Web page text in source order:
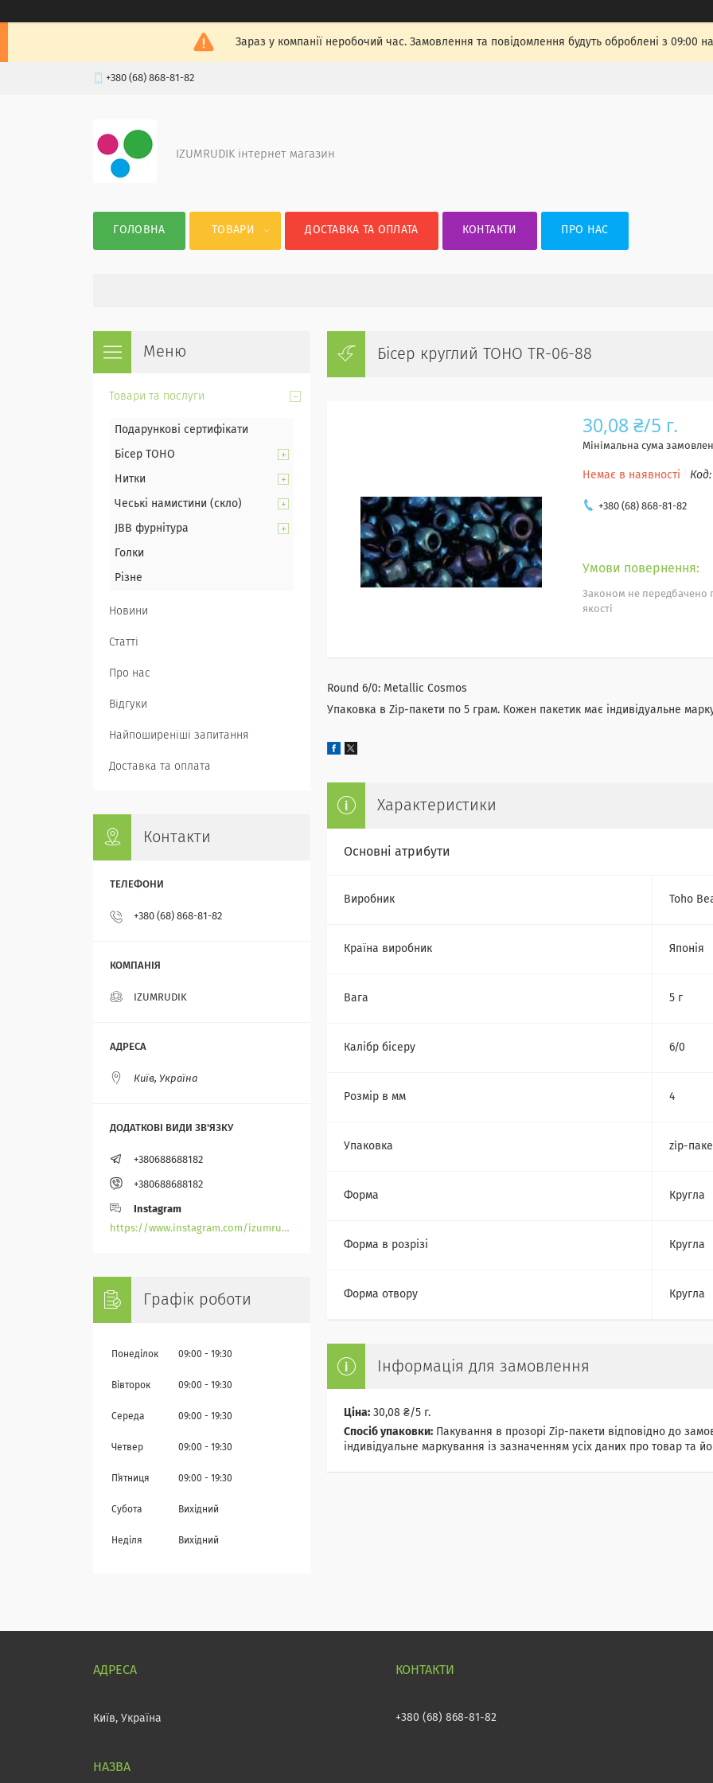
Зараз у компанії неробочий час. Замовлення та повідомлення будуть оброблені з 09:00
+380 (68) 868-81-82
IZUMRUDIK інтернет магазин
ГОЛОВНА ТОВАРИ ДОСТАВКА ТА ОПЛАТА КОНТАКТИ ПРО НАС
Бісер круглий TOHO TR-06-88
30,08 ₴/5 г.
Мінімальна сума
Немає в наявності
+380 (68) 868-81-82
Законом не передбачено
якості
Round 6/0: Metallic Cosmos
Упаковка в Zip-пакети по 5 грам. Кожен пакетик має індивідуальне
Характеристики
Основні атрибути
Виробник Toho
Країна виробник Японія
Вага 5 г
Калібр бісеру 6/0
Розмір в мм 4
Упаковка zip-
Форма Кругла
Форма в розрізі Кругла
Форма отвору Кругла
Інформація для замовлення
Ціна: 30,08 ₴/5 г.
Спосіб упаковки: Пакування в прозорі Zip-пакети відповідно до
індивідуальне маркування із зазначенням усіх даних про товар та
Товари та послуги
Подарункові сертифікати
Бісер TOHO
Нитки
Чеські намистини (скло)
JBB фурнітура
Голки
Різне
Новини
Статті
Про нас
Відгуки
Найпоширеніші запитання
Доставка та оплата
Контакти
+380 (68) 868-81-82
IZUMRUDIK
Київ, Україна
+380688688182
+380688688182
Instagram
https://www.instagram.com/izumrudik_toho_store/
Графік роботи
Понеділок 09:00 19:30
Вівторок 09:00 19:30
Середа 09:00 19:30
Четвер 09:00 19:30
Пʼятниця 09:00 19:30
Субота Вихідний
Неділя Вихідний
Київ, Україна +380 (68) 868-81-82